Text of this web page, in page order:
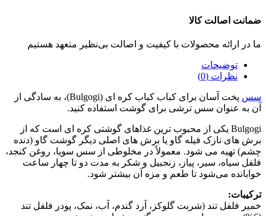
ضمانت اصالت کالا
ما در ارائه محصولات با کیفیت و اصالت بی‌نظیر متعهد هستیم
توضیحات
نظرات (0)
سس
پخت آسان برای کباب کباب کره ای (Bulgogi)، به سادگی از
آن به عنوان سس ترشی برای گوشت استفاده کنید.
Bulgogi یکی از محبوب ترین غذاهای گوشتی کره ای است که از
برش های نازک فیله گاو یا برش های اصلی دیگر گوشت گاو (دنده
چشم) تهیه می شود. معمولاً در مخلوطی از سس سویا، روغن کنجد،
فلفل سیاه، سیر، پیاز، زنجبیل و شکر به مدت دو تا چهار ساعت
خوابانده می‌شود تا طعم و مزه آن بیشتر شود.
ترکیبات:
خمیر فلفل تند (شربت گلوکز، آرد گندم، آب، نمک، پودر فلفل تند